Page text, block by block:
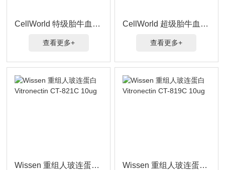
CellWorld 特级胎牛血清 F0705B-050 50mlX10
查看更多+
CellWorld 超级胎牛血清 F0706A-050 50mlX10
查看更多+
Wissen 重组人玻连蛋白 Vitronectin CT-821C 10ug Wissen 重组人玻连蛋白 Vitronectin CT-819C 10ug